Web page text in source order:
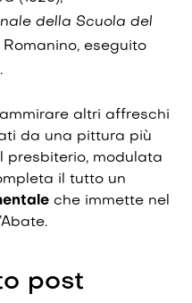
della Scuola del
eseguito
altri affreschi
da una pittura più
presbiterio, modulata
il tutto un
che immette nel
post